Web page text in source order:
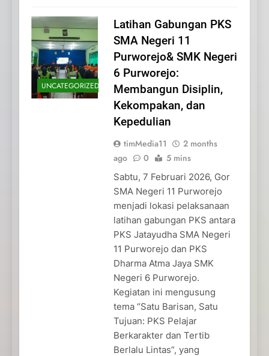
UNCATEGORIZED
Latihan Gabungan PKS
SMA Negeri 11
Purworejo& SMK Negeri
6 Purworejo:
Membangun Disiplin,
Kekompakan, dan
Kepedulian
timMedia11
2 months
ago
0 5 mins
Sabtu, 7 Februari 2026, Gor
SMA Negeri 11 Purworejo
menjadi lokasi pelaksanaan
latihan gabungan PKS antara
PKS Jatayudha SMA Negeri
11 Purworejo dan PKS
Dharma Atma Jaya SMK
Negeri 6 Purworejo.
Kegiatan ini mengusung
tema “Satu Barisan, Satu
Tujuan: PKS Pelajar
Berkarakter dan Tertib
Berlalu Lintas”, yang